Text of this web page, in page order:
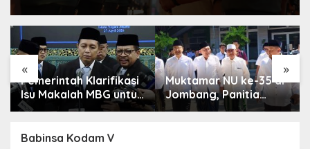
« »
Pemerintah Klarifikasi
Isu Makalah MBG untuk
Nominasi Nobel
Muktamar NU ke-35 di
Jombang, Panitia
Siagakan 3 Posko
Babinsa Kodam V